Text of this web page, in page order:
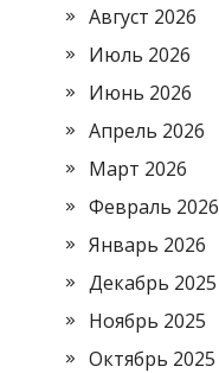
Август 2026
Июль 2026
Июнь 2026
Апрель 2026
Март 2026
Февраль 2026
Январь 2026
Декабрь 2025
Ноябрь 2025
Октябрь 2025